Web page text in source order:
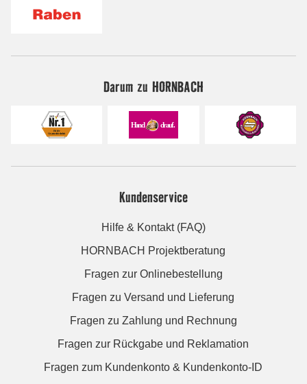
Darum zu HORNBACH
Kundenservice
Hilfe & Kontakt (FAQ)
HORNBACH Projektberatung
Fragen zur Onlinebestellung
Fragen zu Versand und Lieferung
Fragen zu Zahlung und Rechnung
Fragen zur Rückgabe und Reklamation
Fragen zum Kundenkonto & Kundenkonto-ID